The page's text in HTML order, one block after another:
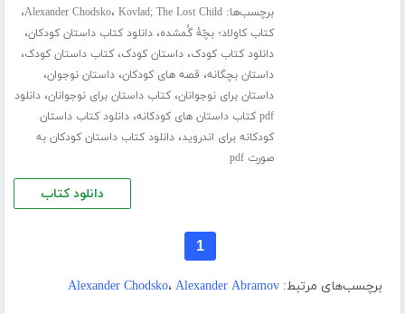
برچسب‌ها:
Alexander Chodsko، Kovlad; The Lost Child ،
کتاب کاولاد؛ بچّۀ گُمشده،دانلود کتاب داستان کودکان،
دانلود کتاب کودک،داستان کودک،کتاب داستان کودک،
داستان بچگانه، قصه های کودکان،داستان نوجوان،
داستان برای نوجوانان،کتاب داستان برای نوجوانان،دانلود
pdf کتاب داستان های کودکانه
،دانلود کتاب داستان
کودکانه برای اندروید،دانلود کتاب داستان کودکان به
صورت pdf
دانلود کتاب
1
برچسب‌های مرتبط: Alexander Chodsko، Alexander Abramov